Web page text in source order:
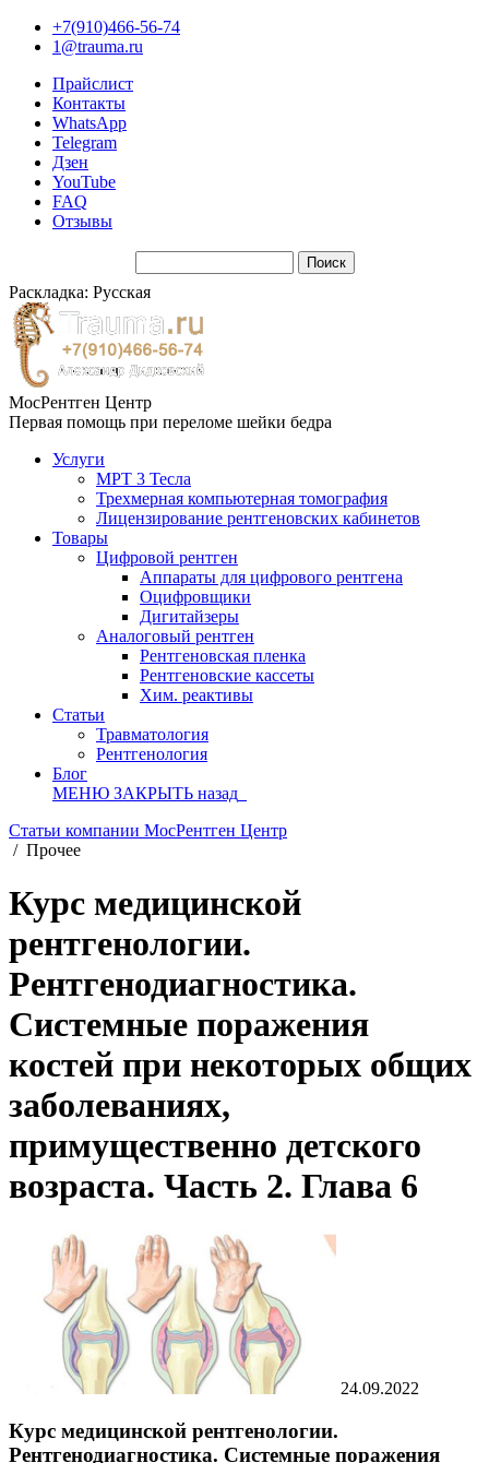
+7(910)466-56-74
1@trauma.ru
Прайслист
Контакты
WhatsApp
Telegram
Дзен
YouTube
FAQ
Отзывы
Раскладка: Русская
МосРентген Центр
Первая помощь при переломе шейки бедра
Услуги
МРТ 3 Тесла
Трехмерная компьютерная томография
Лицензирование рентгеновских кабинетов
Товары
Цифровой рентген
Аппараты для цифрового рентгена
Оцифровщики
Дигитайзеры
Аналоговый рентген
Рентгеновская пленка
Рентгеновские кассеты
Хим. реактивы
Статьи
Травматология
Рентгенология
Блог
МЕНЮ ЗАКРЫТЬ назад
Статьи компании МосРентген Центр
/ Прочее
Курс медицинской
рентгенологии.
Рентгенодиагностика.
Системные поражения
костей при некоторых общих
заболеваниях,
примущественно детского
возраста. Часть 2. Глава 6
24.09.2022
Курс медицинской рентгенологии.
Рентгенодиагностика. Системные поражения